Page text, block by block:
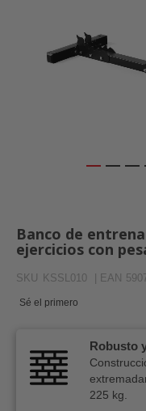
de
la
de
imágenes
Banco de
ejercicios con
SKU KSSL010 | EAN
Sé el primero
Robusto
225 kg.